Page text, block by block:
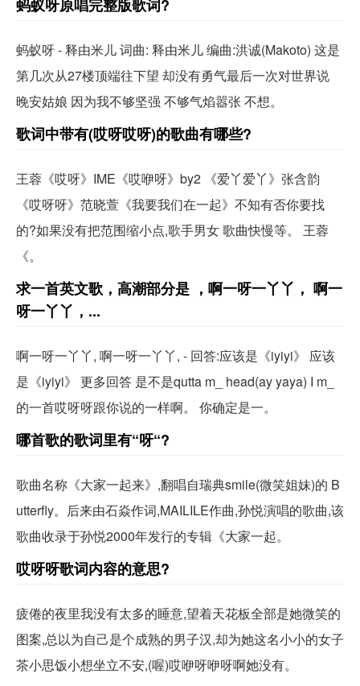
蚂蚁呀原唱完整版歌词?
蚂蚁呀 - 释由米儿 词曲: 释由米儿 编曲:洪诚(Makoto) 这是
第几次从27楼顶端往下望 却没有勇气最后一次对世界说
晚安姑娘 因为我不够坚强 不够气焰嚣张 不想。
歌词中带有(哎呀哎呀)的歌曲有哪些?
王蓉《哎呀》IME《哎咿呀》by2 《爱丫爱丫》张含韵
《哎呀呀》范晓萱《我要我们在一起》不知有否你要找
的?如果没有把范围缩小点,歌手男女 歌曲快慢等。 王蓉
《。
求一首英文歌，高潮部分是 ，啊一呀一丫丫， 啊一
呀一丫丫，...
啊一呀一丫丫, 啊一呀一丫丫, - 回答:应该是《iyiyi》 应该
是《iyiyi》 更多回答 是不是qutta m_ head(ay yaya) I m_
的一首哎呀呀跟你说的一样啊。 你确定是一。
哪首歌的歌词里有“呀“?
歌曲名称《大家一起来》,翻唱自瑞典smile(微笑姐妹)的 B
utterfly。后来由石焱作词,MAILILE作曲,孙悦演唱的歌曲,该
歌曲收录于孙悦2000年发行的专辑《大家一起。
哎呀呀歌词内容的意思?
疲倦的夜里我没有太多的睡意,望着天花板全部是她微笑的
图案,总以为自己是个成熟的男子汉,却为她这名小小的女子
茶小思饭小想坐立不安,(喔)哎咿呀咿呀啊她没有。